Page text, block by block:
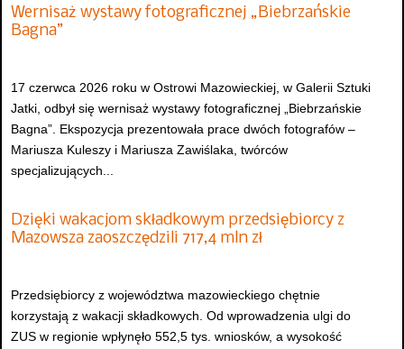
Wernisaż wystawy fotograficznej „Biebrzańskie
Bagna”
17 czerwca 2026 roku w Ostrowi Mazowieckiej, w Galerii Sztuki
Jatki, odbył się wernisaż wystawy fotograficznej „Biebrzańskie
Bagna”. Ekspozycja prezentowała prace dwóch fotografów –
Mariusza Kuleszy i Mariusza Zawiślaka, twórców
specjalizujących...
Dzięki wakacjom składkowym przedsiębiorcy z
Mazowsza zaoszczędzili 717,4 mln zł
Przedsiębiorcy z województwa mazowieckiego chętnie
korzystają z wakacji składkowych. Od wprowadzenia ulgi do
ZUS w regionie wpłynęło 552,5 tys. wniosków, a wysokość